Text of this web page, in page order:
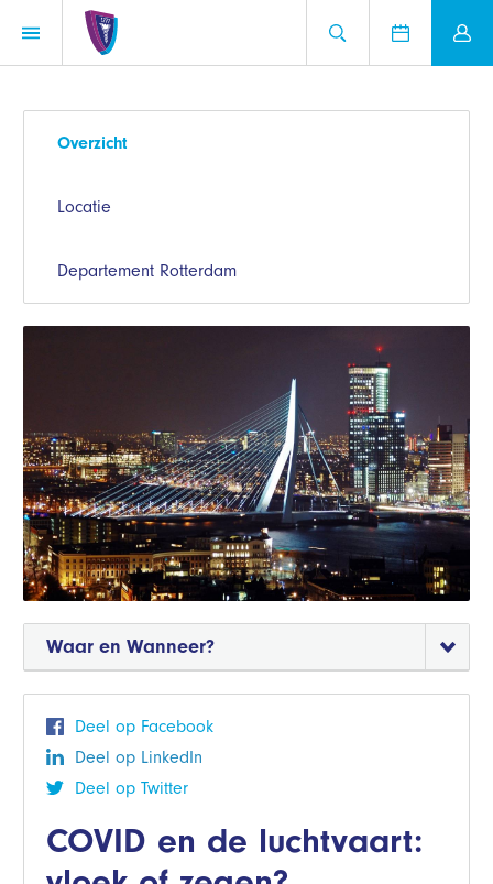
Overzicht
Locatie
Departement Rotterdam
Waar en Wanneer?
Deel op Facebook
Deel op LinkedIn
Deel op Twitter
COVID en de luchtvaart: